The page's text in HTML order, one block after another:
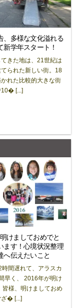
、多様な文化溢れる
新学年スタート！
きた地は、21世紀は
てられた新しい街。18
れた比較的大きな街
10� [...]
けましておめでと
ます！心境状況整理
へ伝えたいこと
時間遅れて、アラスカ
早く、 2016年が明け
皆様、明けましておめ
ざ� [...]